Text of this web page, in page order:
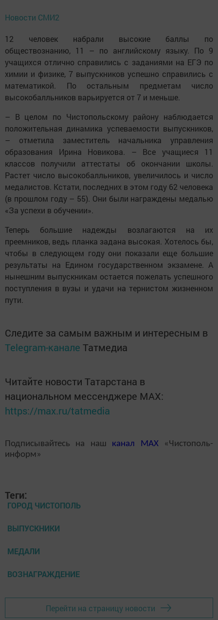
Новости СМИ2
12 человек набрали высокие баллы по
обществознанию, 11 – по английскому языку. По 9
учащихся отлично справились с заданиями на ЕГЭ по
химии и физике, 7 выпускников успешно справились с
математикой. По остальным предметам число
высокобалльников варьируется от 7 и меньше.
– В целом по Чистопольскому району наблюдается
положительная динамика успеваемости выпускников,
– отметила заместитель начальника управления
образования Ирина Новикова. – Все учащиеся 11
классов получили аттестаты об окончании школы.
Растет число высокобалльников, увеличилось и число
медалистов. Кстати, последних в этом году 62 человека
(в прошлом году – 55). Они были награждены медалью
«За успехи в обучении».
Теперь большие надежды возлагаются на их
преемников, ведь планка задана высокая. Хотелось бы,
чтобы в следующем году они показали еще большие
результаты на Едином государственном экзамене. А
нынешним выпускникам остается пожелать успешного
поступ­ления в вузы и удачи на тернистом жизненном
пути.
Следите за самым важным и интересным в
Telegram-канале Татмедиа
Читайте новости Татарстана в
национальном мессенджере MАХ:
https://max.ru/tatmedia
Подписывайтесь на наш канал MAX«Чистополь-
информ»
Теги:
ГОРОД ЧИСТОПОЛЬ
ВЫПУСКНИКИ
МЕДАЛИ
ВОЗНАГРАЖДЕНИЕ
Перейти на страницу новости